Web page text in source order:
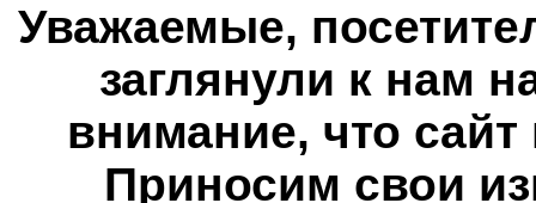
Уважаемые,
заглянули к нам
внимание, что сайт
Приносим свои